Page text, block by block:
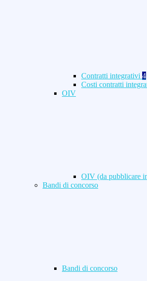
Contratti integrativi 4
Costi contratti
OIV
OIV (da pubblicare
Bandi di concorso
Bandi di concorso